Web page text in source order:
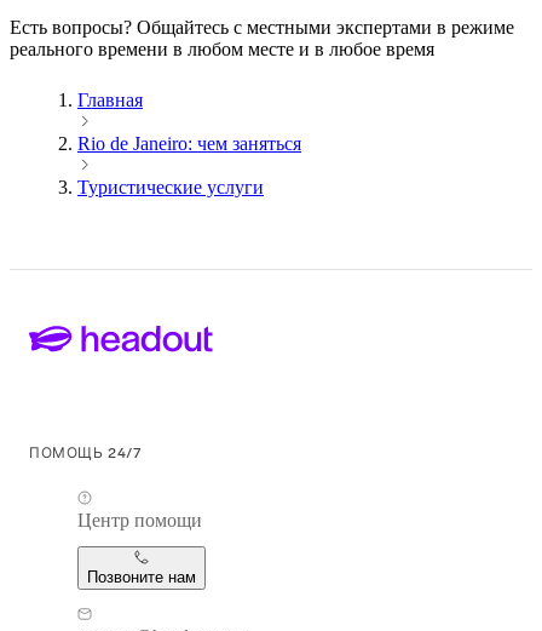
Есть вопросы? Общайтесь с местными экспертами в режиме
реального времени в любом месте и в любое время
Главная
Rio de Janeiro: чем заняться
Туристические услуги
ПОМОЩЬ 24/7
Центр помощи
Позвоните нам